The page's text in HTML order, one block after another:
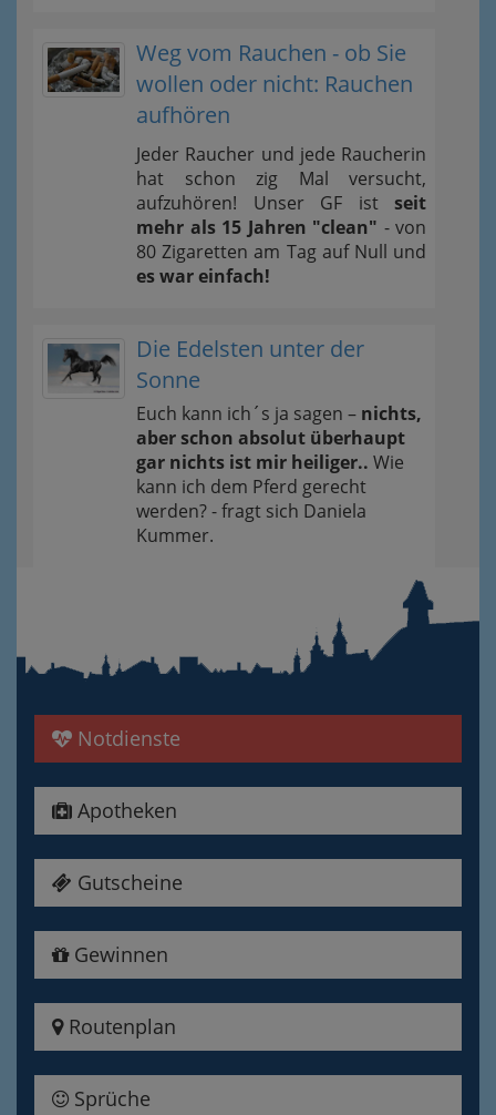
Weg vom Rauchen - ob Sie
wollen oder nicht: Rauchen
aufhören
Jeder Raucher und jede Raucherin
hat schon zig Mal versucht,
aufzuhören! Unser GF ist seit
mehr als 15 Jahren "clean" - von
80 Zigaretten am Tag auf Null und
es war einfach!
Die Edelsten unter der
Sonne
Euch kann ich´s ja sagen – nichts,
aber schon absolut überhaupt
gar nichts ist mir heiliger.. Wie
kann ich dem Pferd gerecht
werden? - fragt sich Daniela
Kummer.
Notdienste
Apotheken
Gutscheine
Gewinnen
Routenplan
Sprüche